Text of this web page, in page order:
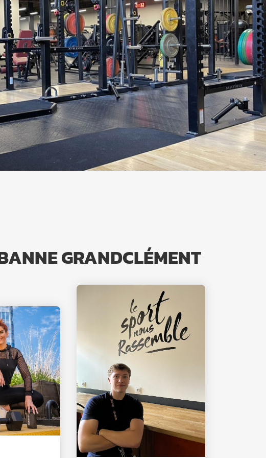
GRANDCLÉMENT